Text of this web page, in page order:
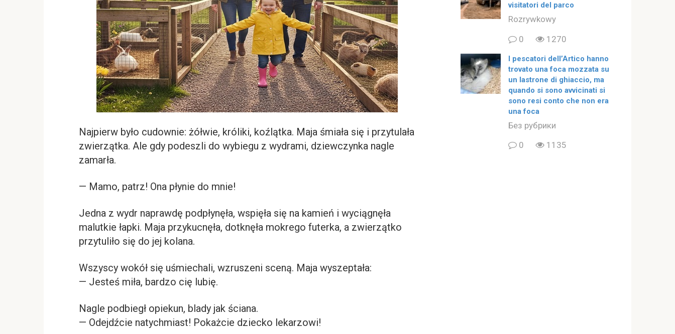
Najpierw było cudownie: żółwie, króliki, koźlątka. Maja śmiała się i przytulała
zwierzątka. Ale gdy podeszli do wybiegu z wydrami, dziewczynka nagle
zamarła.
— Mamo, patrz! Ona płynie do mnie!
Jedna z wydr naprawdę podpłynęła, wspięła się na kamień i wyciągnęła
malutkie łapki. Maja przykucnęła, dotknęła mokrego futerka, a zwierzątko
przytuliło się do jej kolana.
Wszyscy wokół się uśmiechali, wzruszeni sceną. Maja wyszeptała:
— Jesteś miła, bardzo cię lubię.
Nagle podbiegł opiekun, blady jak ściana.
— Odejdźcie natychmiast! Pokażcie dziecko lekarzowi!
visitatori del parco
Rozrywkowy
0
1270
I pescatori dell’Artico hanno
trovato una foca mozzata su
un lastrone di ghiaccio, ma
quando si sono avvicinati si
sono resi conto che non era
una foca
Без рубрики
0
1135